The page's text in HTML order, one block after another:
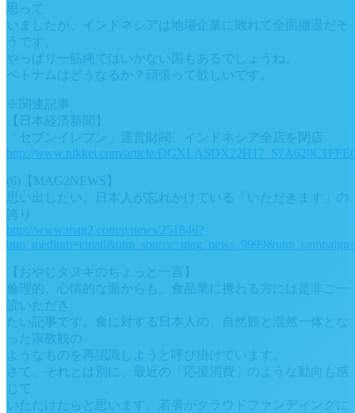
思って
いましたが、インドネシアは地場企業に敗れて全面撤退だそ
うです。
やっぱり一筋縄ではいかない国もあるでしょうね。
ベトナムはどうなるか？頑張って欲しいです。
※関連記事
【日本経済新聞】
「セブンイレブン」運営財閥、インドネシア全店を閉店
http://www.nikkei.com/article/
(6)【MAG2NEWS】
思い出したい。日本人が忘れかけている「いただきます」の
誇り
http://www.mag2.com/p/news/251846?
【おやじタヌキのちょっと一言】
倫理的、心情的な面からも、食品業に携わる方には是非ご一
読いただき
たい記事です。食に対する日本人の、自然観と混然一体とな
った宗教観の
ようなものを再認識しようと呼び掛けています。
さて、それとは別に、最近の「応援消費」のような動向も感
じて
いただけたらと思います。若者がクラウドファンディングに